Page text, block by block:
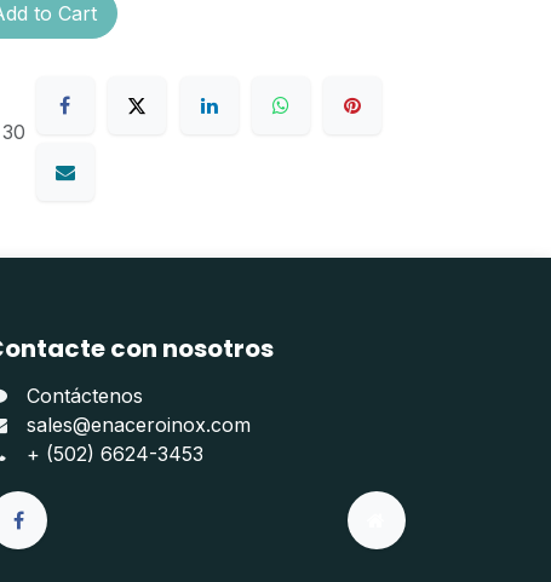
to Cart
con nosotros
Contáctenos
sales@enaceroinox.com
+ (502) 6624-3453